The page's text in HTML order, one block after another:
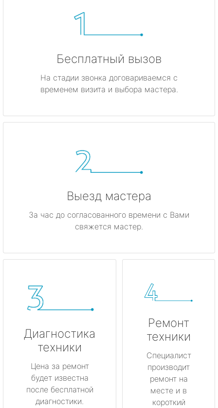
Бесплатный вызов
На стадии звонка договариваемся с
временем визита и выбора мастера.
Выезд мастера
За час до согласованного времени с Вами
свяжется мастер.
Диагностика
техники
Цена за ремонт
будет известна
после бесплатной
диагностики.
Ремонт
техники
Специалист
производит
ремонт на
месте и в
короткий